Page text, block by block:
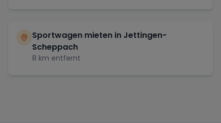
Sportwagen mieten in Jettingen-
Scheppach
8 km entfernt